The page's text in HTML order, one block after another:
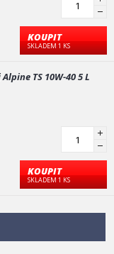
hydraulické oleje a
Tyto oleje jsou
veškeré evropské
klikni zde
KOUPIT
SKLADEM 1 KS
TS 10W-40 5 L
KOUPIT
SKLADEM 1 KS